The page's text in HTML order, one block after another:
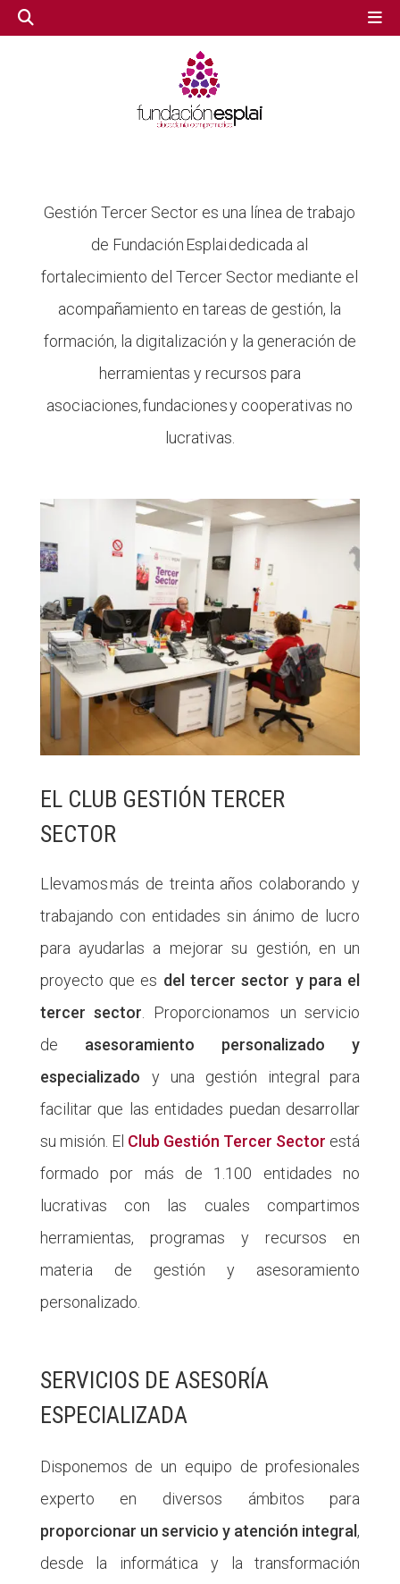
Gestión Tercer Sector es una línea de trabajo
de Fundación Esplai dedicada al
fortalecimiento del Tercer Sector mediante el
acompañamiento en tareas de gestión, la
formación, la digitalización y la generación de
herramientas y recursos para
asociaciones, fundaciones y cooperativas no
lucrativas.
EL CLUB GESTIÓN TERCER
SECTOR
Llevamos más de treinta años colaborando y
trabajando con entidades sin ánimo de lucro
para ayudarlas a mejorar su gestión, en un
proyecto que es del tercer sector y para el
tercer sector . Proporcionamos un servicio
de asesoramiento personalizado y
especializado y una gestión integral para
facilitar que las entidades puedan desarrollar
su misión. El Club Gestión Tercer Sector está
formado por más de 1.100 entidades no
lucrativas con las cuales compartimos
herramientas, programas y recursos en
materia de gestión y asesoramiento
personalizado.
SERVICIOS DE ASESORÍA
ESPECIALIZADA
Disponemos de un equipo de profesionales
experto en diversos ámbitos para
proporcionar un servicio y atención integral,
desde la informática y la transformación
GESTIÓN TERCER SECTOR
VOLUNTARIADO.NET
GESTIÓN TERCER SECTOR
VOLUNTARIADO.NET